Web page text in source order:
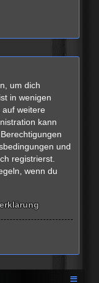
um dich
in wenigen
weitere
kann
und
registrierst.
wenn du